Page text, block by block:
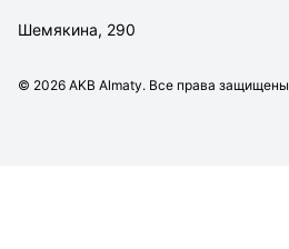
Шемякина, 290
© 2026 AKB Almaty. Все права защищены